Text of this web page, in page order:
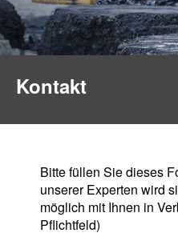
Kontakt
Bitte füllen Sie dieses
unserer Experten wird
möglich mit Ihnen in
Pflichtfeld)